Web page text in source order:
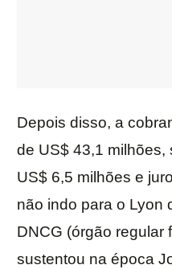
Depois disso, a
de US$ 43,1 milhões,
US$ 6,5 milhões e
não indo para o Lyon
DNCG (órgão regular
sustentou na época